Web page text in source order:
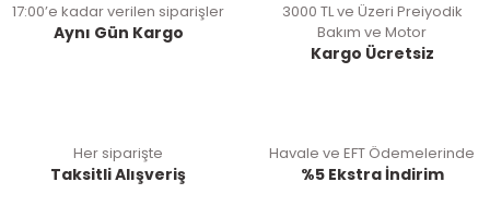
17:00’e kadar verilen siparişler
Aynı Gün Kargo
3000 TL ve Üzeri Preiyodik
Bakım ve Motor
Kargo Ücretsiz
Her siparişte
Taksitli Alışveriş
Havale ve EFT Ödemelerinde
%5 Ekstra İndirim